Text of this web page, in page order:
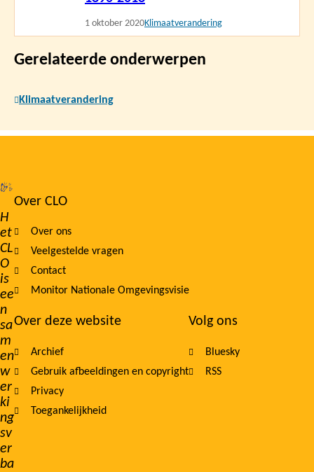
1 oktober 2020Klimaatverandering
Gerelateerde onderwerpen
Klimaatverandering
H
et
CL
O
is
ee
n
sa
m
en
w
er
ki
ng
sv
er
ba
Footer
navigation
Over CLO
Over ons
Veelgestelde vragen
Contact
Monitor Nationale Omgevingsvisie
Over deze website
Archief
Gebruik afbeeldingen en copyright
Privacy
Toegankelijkheid
Volg ons
Bluesky
RSS